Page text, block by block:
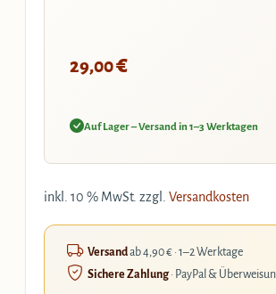
29,00€
Auf Lager – Versand in 1–3 Werktagen
inkl. 10 % MwSt. zzgl. Versandkosten
Versandab 4,90 € · 1–2 Werktage
Sichere Zahlung· PayPal &